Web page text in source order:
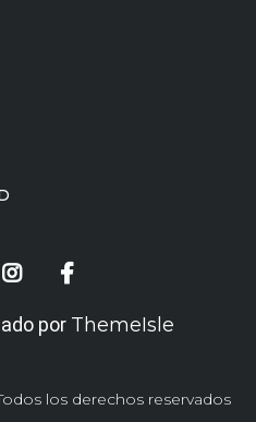
por ThemeIsle
los derechos reservados